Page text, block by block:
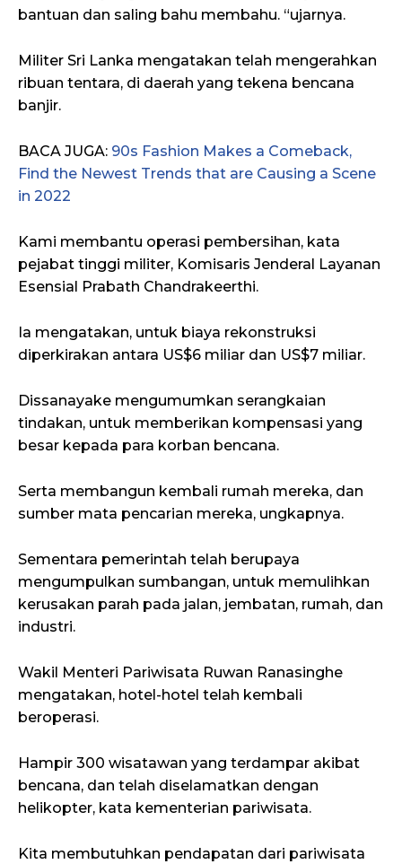
bantuan dan saling bahu membahu. “ujarnya.
Militer Sri Lanka mengatakan telah mengerahkan
ribuan tentara, di daerah yang tekena bencana
banjir.
BACA JUGA: 90s Fashion Makes a Comeback,
Find the Newest Trends that are Causing a Scene
in 2022
Kami membantu operasi pembersihan, kata
pejabat tinggi militer, Komisaris Jenderal Layanan
Esensial Prabath Chandrakeerthi.
Ia mengatakan, untuk biaya rekonstruksi
diperkirakan antara US$6 miliar dan US$7 miliar.
Dissanayake mengumumkan serangkaian
tindakan, untuk memberikan kompensasi yang
besar kepada para korban bencana.
Serta membangun kembali rumah mereka, dan
sumber mata pencarian mereka, ungkapnya.
Sementara pemerintah telah berupaya
mengumpulkan sumbangan, untuk memulihkan
kerusakan parah pada jalan, jembatan, rumah, dan
industri.
Wakil Menteri Pariwisata Ruwan Ranasinghe
mengatakan, hotel-hotel telah kembali
beroperasi.
Hampir 300 wisatawan yang terdampar akibat
bencana, dan telah diselamatkan dengan
helikopter, kata kementerian pariwisata.
Kita membutuhkan pendapatan dari pariwisata